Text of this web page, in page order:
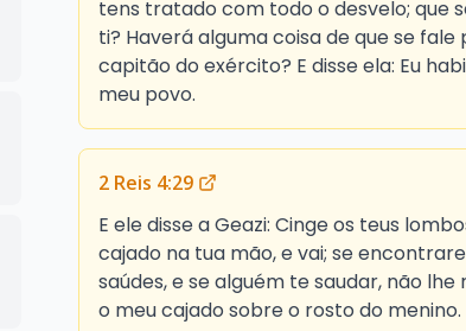
tens tratado com todo o desvelo; que
ti? Haverá alguma coisa de que se fale
capitão do exército? E disse ela: Eu
meu povo.
2 Reis 4:29
E ele disse a Geazi: Cinge os teus
cajado na tua mão, e vai; se
saúdes, e se alguém te saudar, não lhe
o meu cajado sobre o rosto do menino.